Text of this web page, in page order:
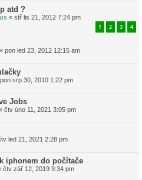
atd ?
« stř lis 21, 2012 7:24 pm
1 2 3 4
« pon led 23, 2012 12:15 am
pon srp 30, 2010 1:22 pm
Jobs
čtv úno 11, 2021 3:05 pm
led 21, 2021 2:28 pm
iphonem do počítače
čtv zář 12, 2019 9:34 pm